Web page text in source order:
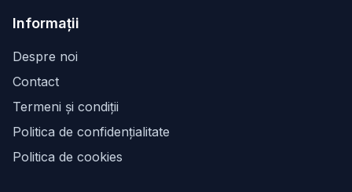
Informații
Despre noi
Contact
Termeni și condiții
Politica de confidențialitate
Politica de cookies